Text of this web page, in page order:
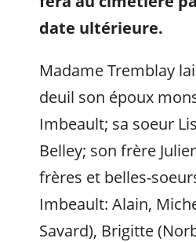
date ultérieure.
Madame Tremblay
deuil son époux
Imbeault; sa soeur
Belley; son frère
frères et belles-
Imbeault: Alain,
Savard), Brigitte